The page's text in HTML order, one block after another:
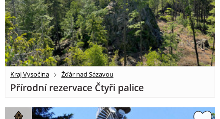
Kraj Vysočina Žďár nad Sázavou
Přírodní rezervace Čtyři palice